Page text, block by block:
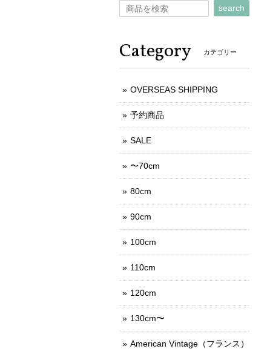
search
Category カテゴリー
OVERSEAS SHIPPING
予約商品
SALE
〜70cm
80cm
90cm
100cm
110cm
120cm
130cm〜
American Vintage（フランス）